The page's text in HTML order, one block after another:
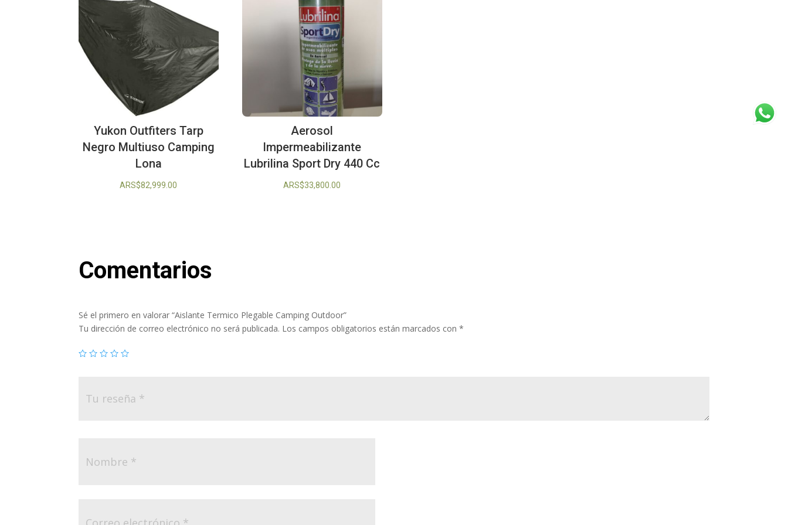
Yukon Outfiters Tarp
Negro Multiuso Camping
Lona
ARS$82,999.00
Aerosol
Impermeabilizante
Lubrilina Sport Dry 440 Cc
ARS$33,800.00
Comentarios
Sé el primero en valorar “Aislante Termico Plegable Camping Outdoor”
Tu dirección de correo electrónico no será publicada. Los campos obligatorios están marcados con*